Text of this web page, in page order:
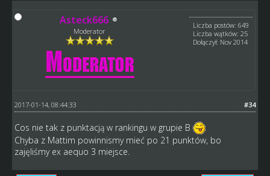
Asteck666
Moderator
Liczba postów: 649
Liczba wątków: 25
Dołączył: Nov 2014
#34
2017-01-14, 08:44:33
Cos nie tak z punktacją w rankingu w grupie B
Chyba z Mattim powinnismy mieć po 21 punktów, bo
zajęliśmy ex aequo 3 miejsce.